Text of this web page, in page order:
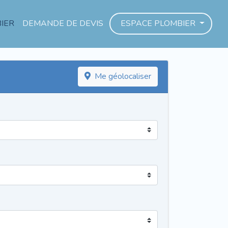
DEMANDE DE DEVIS ESPACE PLOMBIER
Me géolocaliser